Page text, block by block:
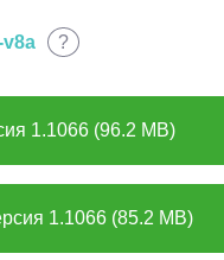
v8a ?
1.1066 (96.2 MB)
1.1066 (85.2 MB)